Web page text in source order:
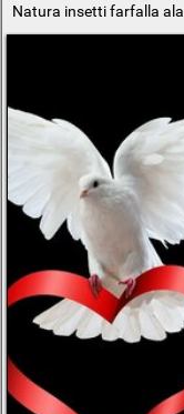
Natura insetti farfalla ala